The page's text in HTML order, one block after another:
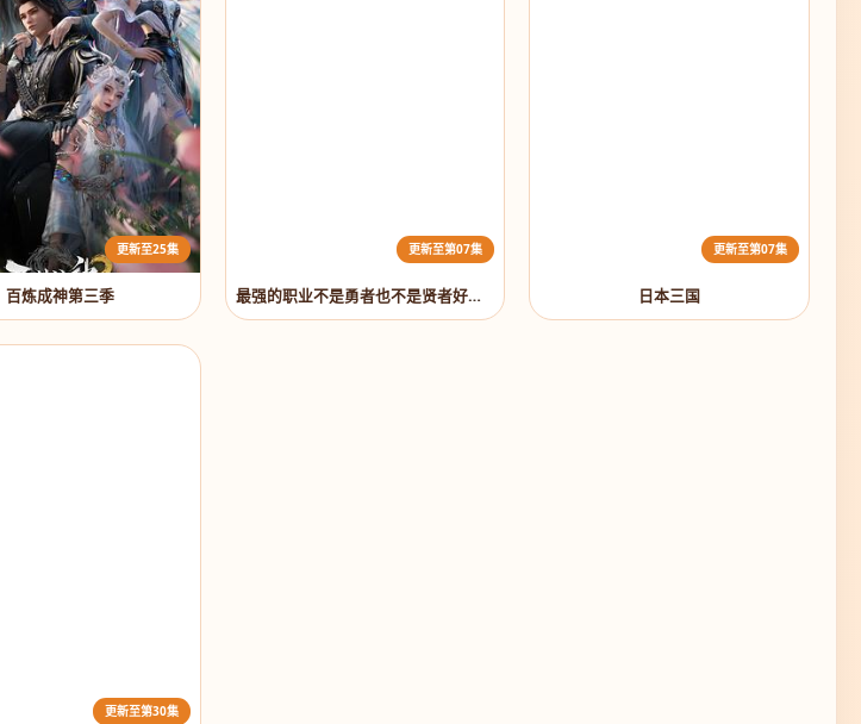
更新至25集
百炼成神第三季
更新至第07集
最强的职业不是勇者也不是贤者好像是鉴定士(伪)的样子?
更新至第07集
日本三国
更新至第30集